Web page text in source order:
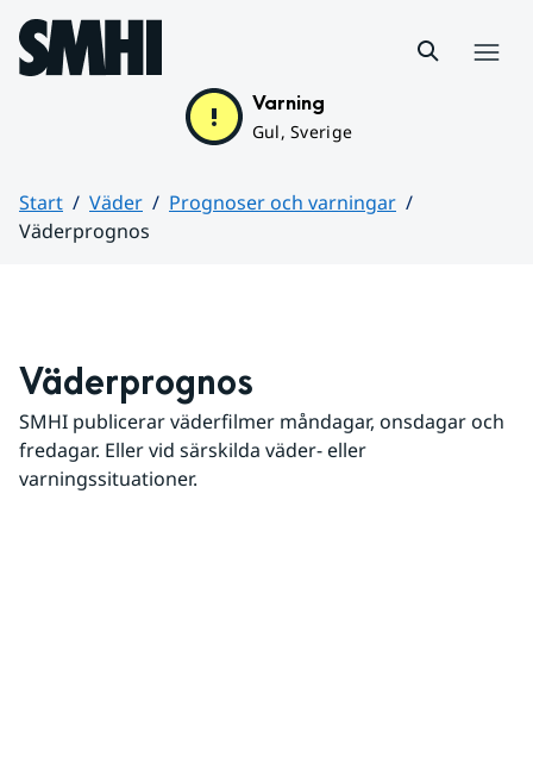
Hoppa till sidans innehåll
Varning
Gul, Sverige
Start Väder
Prognoser och varningar
Väderprognos
Väderprognos
SMHI publicerar väderfilmer måndagar, onsdagar och
fredagar. Eller vid särskilda väder- eller
varningssituationer.